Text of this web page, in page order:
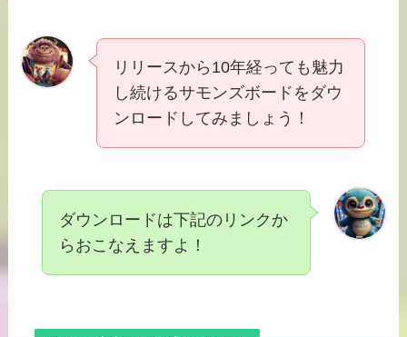
リリースから10年経っても魅力
し続けるサモンズボードをダウ
ンロードしてみましょう！
ダウンロードは下記のリンクか
らおこなえますよ！